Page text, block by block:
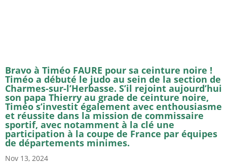
Bravo à Timéo FAURE pour sa ceinture noire !
Timéo a débuté le judo au sein de la section de
Charmes-sur-l’Herbasse. S’il rejoint aujourd’hui
son papa Thierry au grade de ceinture noire,
Timéo s’investit également avec enthousiasme
et réussite dans la mission de commissaire
sportif, avec notamment à la clé une
participation à la coupe de France par équipes
de départements minimes.
Nov 13, 2024